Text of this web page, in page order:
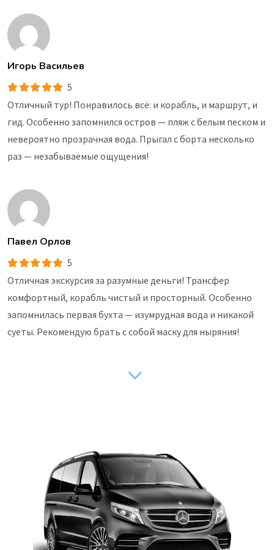
Игорь Васильев
5
Отличный тур! Понравилось всё: и корабль, и маршрут, и
гид. Особенно запомнился остров — пляж с белым песком и
невероятно прозрачная вода. Прыгал с борта несколько
раз — незабываемые ощущения!
Павел Орлов
5
Отличная экскурсия за разумные деньги! Трансфер
комфортный, корабль чистый и просторный. Особенно
запомнилась первая бухта — изумрудная вода и никакой
суеты. Рекомендую брать с собой маску для ныряния!